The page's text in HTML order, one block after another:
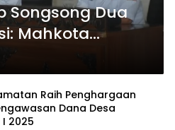
Songsong Dua
Mahkota
Sri Baduga
Raih Penghargaan
Dana Desa
2025